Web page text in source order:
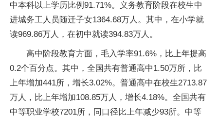
中本科以上学历比例91.71%。义务教育阶段在校生中
进城务工人员随迁子女1364.68万人。其中，在小学就
读969.86万人，在初中就读394.83万人。
高中阶段教育方面，毛入学率91.6%，比上年提高
0.2个百分点。其中，全国共有普通高中1.50万所，比
上年增加441所，增长3.02%。普通高中在校生2713.87
万人，比上年增加108.85万人，增长4.18%。全国共有
中等职业学校7201所，同口径比上年减少93所。中等